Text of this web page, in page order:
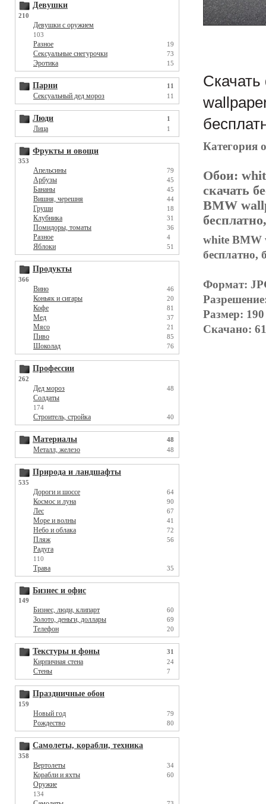
Девушки
210
Девушки с оружием
103
Разное 19
Сексуальные снегурочки 73
Эротика 15
Парни 11
Сексуальный дед мороз 11
Люди 1
Лица 1
Фрукты и овощи
353
Апельсины 79
Арбузы 45
Бананы 45
Вишня, черешня 44
Груши 18
Клубника 31
Помидоры, томаты 36
Разное 4
Яблоки 51
Продукты
366
Вино 46
Коньяк и сигары 20
Кофе 81
Мед 37
Мясо 21
Пиво 85
Шоколад 76
Профессии
262
Дед мороз 48
Солдаты
174
Строитель, стройка 40
Материалы 48
Металл, железо 48
Природа и ландшафты
535
Дороги и шоссе 64
Космос и луна 90
Лес 67
Море и волны 41
Небо и облака 72
Пляж 56
Радуга
110
Трава 35
Бизнес и офис
149
Бизнес, люди, клипарт 60
Золото, деньги, доллары 69
Телефон 20
Текстуры и фоны 31
Кирпичная стена 24
Стены 7
Праздничные обои
159
Новый год 79
Рождество 80
Самолеты, корабли, техника
358
Вертолеты 34
Корабли и яхты 60
Оружие
134
Категория
Обои:
скачать
BMW
white BMW
Формат:
Размер:
Скачано: